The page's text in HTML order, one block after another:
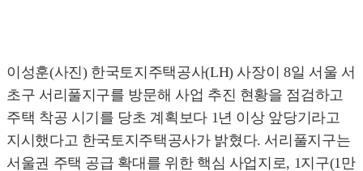
이성훈(사진) 한국토지주택공사(LH) 사장이 8일 서울 서
초구 서리풀지구를 방문해 사업 추진 현황을 점검하고
주택 착공 시기를 당초 계획보다 1년 이상 앞당기라고
지시했다고 한국토지주택공사가 밝혔다. 서리풀지구는
서울권 주택 공급 확대를 위한 핵심 사업지로, 1지구(1만